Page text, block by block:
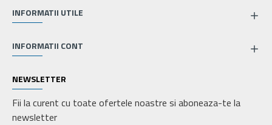
INFORMATII UTILE
INFORMATII CONT
NEWSLETTER
Fii la curent cu toate ofertele noastre si aboneaza-te la
newsletter